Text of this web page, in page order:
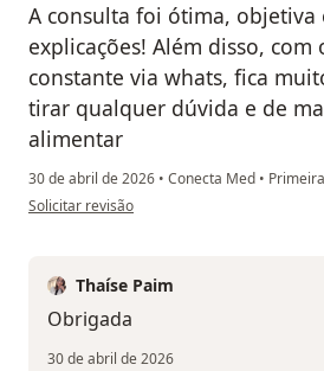
A consulta foi ótima, objetiva
explicações! Além disso, com
constante via whats, fica
tirar qualquer dúvida e de
alimentar
30 de abril de 2026 • Conecta Med •
na opinião do utilizador CPL
Solicitar revisão
Thaíse Paim
Obrigada
30 de abril de 2026